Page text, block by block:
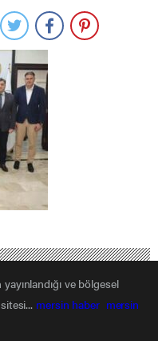
ve bölgesel
mersin haber mersin